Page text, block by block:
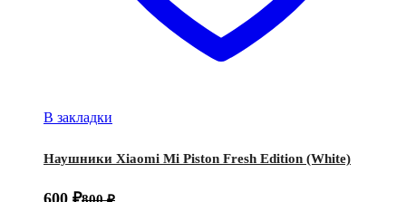
В закладки
Наушники Xiaomi Mi Piston Fresh Edition (White)